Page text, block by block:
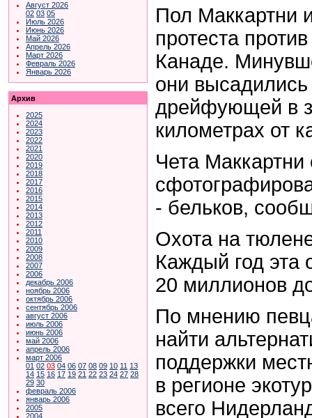
Август 2026
02 03 05
Июль 2026
Июнь 2026
Май 2026
Апрель 2026
Март 2026
Февраль 2026
Январь 2026
Архив
2025
2024
2023
2022
2021
2020
2019
2018
2017
2016
2015
2014
2013
2012
2011
2010
2009
2008
2007
2006
декабрь 2006
ноябрь 2006
октябрь 2006
сентябрь 2006
август 2006
июль 2006
июнь 2006
май 2006
апрель 2006
март 2006
01 02 03 04 06 07 08 09 10 11 13
14 15 16 17 19 21 22 23 24 27 28
29 30
февраль 2006
январь 2006
2005
2004
Пол Маккартни
протеста
Канаде.
они высадились
дрейфующей в
километрах от
Чета
- бельков,
Охота на
Каждый год эта
20 миллионов
По мнению
найти
поддержки
в регионе
всего